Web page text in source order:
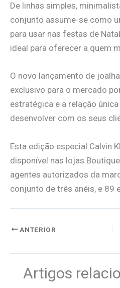
De linhas simples,
conjunto assume-se como
para usar nas festas de
ideal para oferecer a quem
O novo lançamento de
exclusivo para o mercado
estratégica e a relação
desenvolver com os seus
Esta edição especial Calvin
disponível nas lojas
agentes autorizados da
conjunto de três anéis, e 89
ANTERIOR
Artigos